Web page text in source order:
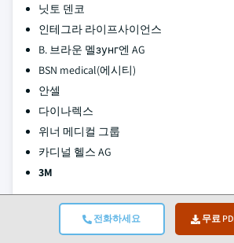
전화하세요 무료
닛토 덴코
인테그라 라이프사이언스
B. 브라운 멜зунг엔 AG
BSN medical(에시티)
안셀
다이나렉스
위너 메디컬 그룹
카디널 헬스 AG
3M
3M은 의료용 테이프 및 밴드 시장에서 선
며, 마이크로포어, 트랜스포어, 코반, 테가더